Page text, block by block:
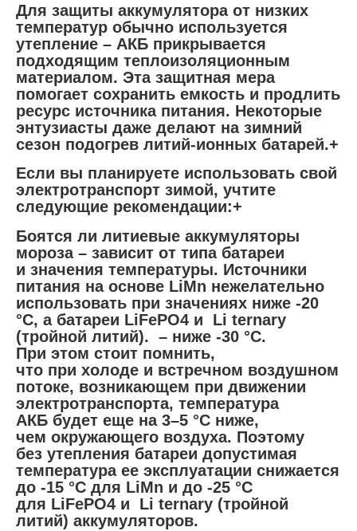
Для защиты аккумулятора от низких
температур обычно используется
утепление – АКБ прикрывается
подходящим теплоизоляционным
материалом. Эта защитная мера
помогает сохранить емкость и продлить
ресурс источника питания. Некоторые
энтузиасты даже делают на зимний
сезон подогрев литий-ионных батарей.+
Если вы планируете использовать свой
электротранспорт зимой, учтите
следующие рекомендации:+
Боятся ли литиевые аккумуляторы
мороза – зависит от типа батареи
и значения температуры. Источники
питания на основе LiMn нежелательно
использовать при значениях ниже -20
°С, а батареи LiFePO4 и Li ternary
(тройной литий). – ниже -30 °С.
При этом стоит помнить,
что при холоде и встречном воздушном
потоке, возникающем при движении
электротранспорта, температура
АКБ будет еще на 3–5 °С ниже,
чем окружающего воздуха. Поэтому
без утепления батареи допустимая
температура ее эксплуатации снижается
до -15 °С для LiMn и до -25 °С
для LiFePO4 и Li ternary (тройной
литий) аккумуляторов.